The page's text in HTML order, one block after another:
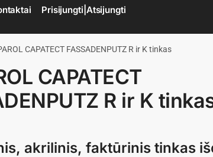
Prisijungti|Atsijungti
CAPATECT FASSADENPUTZ R ir K tinkas
CAPATECT
R ir K
akrilinis, faktūrinis tinkas